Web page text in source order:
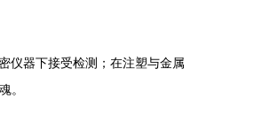
仪器下接受检测；在注塑与金属
。